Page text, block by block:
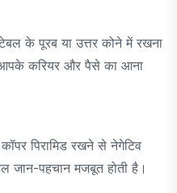
के पूरब या उत्तर कोने में रखना
करियर और पैसे का आना
पिरामिड रखने से नेगेटिव
जान-पहचान मजबूत होती है।